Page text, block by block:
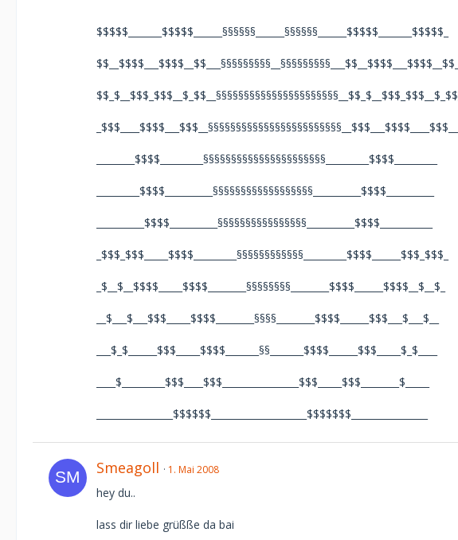
$$$$$_______$$$$$______§§§§§§______§§§§§§______$$$$$_______$$$$$_
$$__$$$$___$$$$__$$___§§§§§§§§§__§§§§§§§§§___$$__$$$$___$$$$__$$_
$$_$__$$$_$$$__$_$$__§§§§§§§§§§§§§§§§§§§§§§__$$_$__$$$_$$$__$_$$_
_$$$____$$$$___$$$__§§§§§§§§§§§§§§§§§§§§§§§§__$$$___$$$$____$$$__
________$$$$_________§§§§§§§§§§§§§§§§§§§§§§_________$$$$_________
_________$$$$__________§§§§§§§§§§§§§§§§§§__________$$$$__________
__________$$$$__________§§§§§§§§§§§§§§§§__________$$$$___________
_$$$_$$$_____$$$$_________§§§§§§§§§§§§_________$$$$______$$$_$$$_
_$__$__$$$$_____$$$$________§§§§§§§§________$$$$______$$$$__$__$_
__$___$___$$$_____$$$$________§§§§________$$$$______$$$___$___$__
___$_$______$$$_____$$$$_______§§_______$$$$______$$$_____$_$____
____$_________$$$____$$$________________$$$_____$$$________$_____
________________$$$$$$____________________$$$$$$$________________
Smeagoll 1. Mai 2008
hey du..
lass dir liebe grüßße da bai